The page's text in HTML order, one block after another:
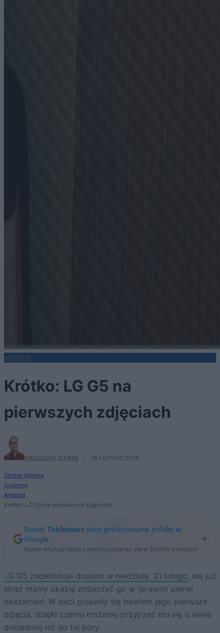
ANDROID
Krótko: LG G5 na
pierwszych zdjęciach
GRZEGORZ DĄBEK 16 LUTEGO 2016
Strona główna
Systemy
Android
Krótko: LG G5 na pierwszych zdjęciach
Dodaj Tabletowo jako preferowane źródło w
Google
Nasze artykuły będą częściej pojawiać się w Twoich wynikach
LG G5 zadebiutuje dopiero w niedzielę, 21 lutego, ale już
teraz mamy okazję zobaczyć go w (prawie) pełnej
okazałości. W sieci pojawiły się bowiem jego pierwsze
zdjęcia, dzięki czemu możemy przyjrzeć mu się o wiele
dokładniej niż do tej pory.